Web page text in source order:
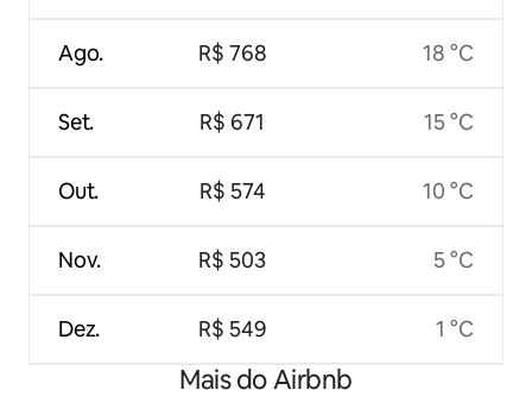
Ago.
Set.
Out.
Nov.
Dez.
R$ 768
R$ 671
R$ 574
R$ 503
R$ 549
18 °C
15 °C
10 °C
5 °C
1 °C
Mais do Airbnb